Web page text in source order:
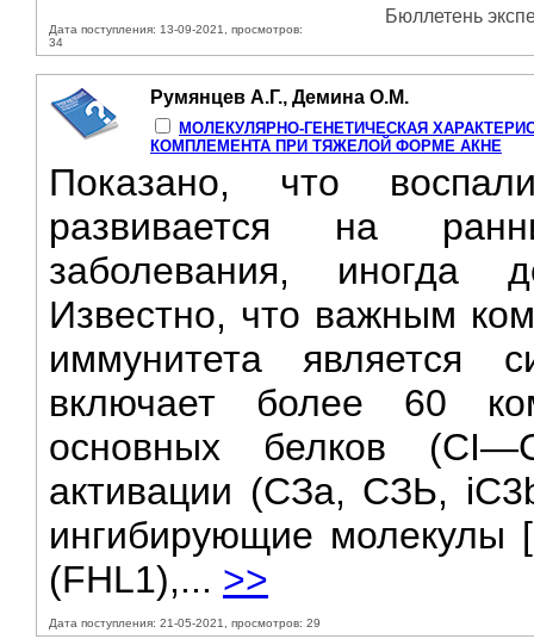
Дата поступления: 13-09-2021, просмотров:
34
Бюллетень
Румянцев А.Г., Демина О.М.
МОЛЕКУЛЯРНО-ГЕНЕТИЧЕСКАЯ
КОМПЛЕМЕНТА ПРИ ТЯЖЕЛОЙ ФОРМЕ АКНЕ
Показано, что
развивается на
заболевания, иногда
Известно, что важным
иммунитета является
включает более 60
основных белков
активации (СЗа, СЗЬ,
ингибирующие молекулы
(FHL1),... >>
Дата поступления: 21-05-2021, просмотров: 29